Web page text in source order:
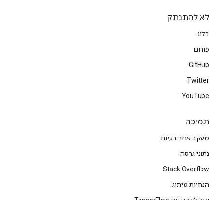
לא להתנתק
בלוג
פורום
GitHub
Twitter
YouTube
תמיכה
מעקב אחר בעיות
נתוני גרסה
Stack Overflow
הנחיות מיתוג